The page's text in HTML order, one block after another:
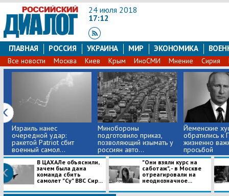
24 июля 2018
17:12
ГЛАВНАЯ РОССИЯ УКРАИНА МИР ЭКОНОМИКА
Все новости Москва Киев Крым ИноСМИ Мнение Сирия
​Израиль нанес
очередной удар:
ракетой Patriot сбит
военный самол...
Минобороны
подготовило приказ,
позволяющий изымать у
россиян авто...
Йеменские
обратились к
жизненно
просьбой
В ЦАХАЛе объяснили,
зачем была дана
команда сбить
самолет "Су" ВВС Сир...
"Они взяли курс на
саботаж", - в Москве
отреагировали на
неоднозначное...